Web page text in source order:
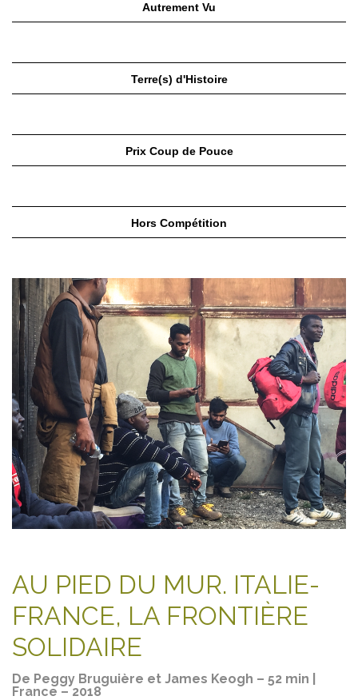
Autrement Vu
Terre(s) d'Histoire
Prix Coup de Pouce
Hors Compétition
AU PIED DU MUR. ITALIE-
FRANCE, LA FRONTIÈRE
SOLIDAIRE
De Peggy Bruguière et James Keogh – 52 min |
France – 2018